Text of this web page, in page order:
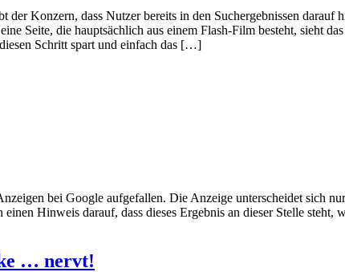
der Konzern, dass Nutzer bereits in den Suchergebnissen
Seite, die hauptsächlich aus einem Flash-Film besteht, sieht
Schritt spart und einfach das […]
bei Google aufgefallen. Die Anzeige unterscheidet sich
Hinweis darauf, dass dieses Ergebnis an dieser Stelle
… nervt!